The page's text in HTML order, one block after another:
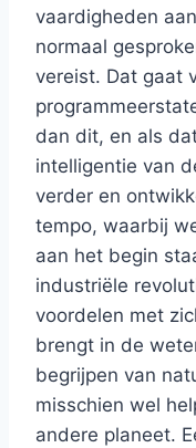
vaardigheden
normaal
vereist. Dat gaat
dan dit, en als
intelligentie van
verder en
tempo, waarbij
aan het begin
industriële
voordelen met
brengt in de
begrijpen van
misschien wel
andere planeet.